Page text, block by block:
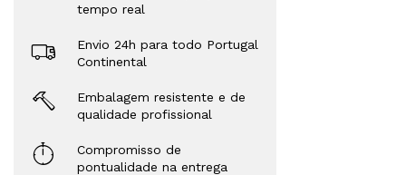
tempo real
Envio 24h para todo Portugal
Continental
Embalagem resistente e de
qualidade profissional
Compromisso de
pontualidade na entrega